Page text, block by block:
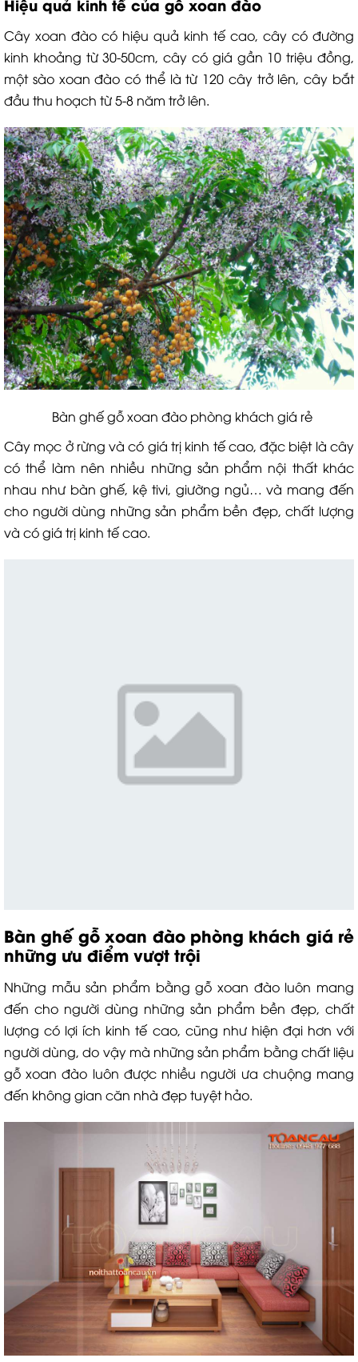
Cây xoan đào có hiệu quả kinh tế cao, cây có đường
kinh khoảng từ 30-50cm, cây có giá gần 10 triệu đồng,
một sào xoan đào có thể là từ 120 cây trở lên, cây bắt
đầu thu hoạch từ 5-8 năm trở lên.
Bàn ghế gỗ xoan đào phòng khách giá rẻ
Cây mọc ở rừng và có giá trị kinh tế cao, đặc biệt là cây
có thể làm nên nhiều những sản phẩm nội thất khác
nhau như bàn ghế, kệ tivi, giường ngủ… và mang đến
cho người dùng những sản phẩm bền đẹp, chất lượng
và có giá trị kinh tế cao.
Bàn ghế gỗ xoan đào phòng khách giá rẻ
những ưu điểm vượt trội
Những mẫu sản phẩm bằng gỗ xoan đào luôn mang
đến cho người dùng những sản phẩm bền đẹp, chất
lượng có lợi ích kinh tế cao, cũng như hiện đại hơn với
người dùng, do vậy mà những sản phẩm bằng chất liệu
gỗ xoan đào luôn được nhiều người ưa chuộng mang
đến không gian căn nhà đẹp tuyệt hảo.